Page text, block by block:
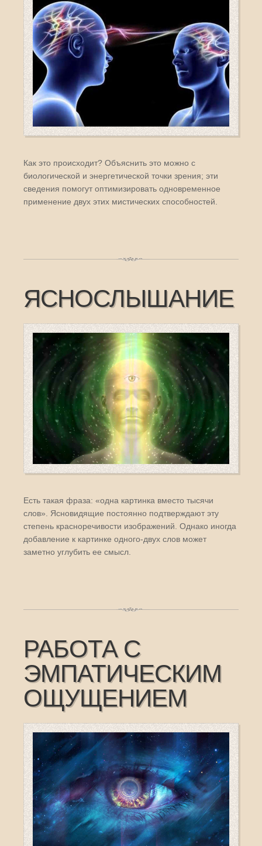
Как это происходит? Объяснить это можно с
биологической и энергетической точки зрения; эти
сведения помогут оптимизировать одновременное
применение двух этих мистических способностей.
ЯСНОСЛЫШАНИЕ
Есть такая фраза: «одна картинка вместо тысячи
слов». Ясновидящие постоянно подтверждают эту
степень красноречивости изображений. Однако иногда
добавление к картинке одного-двух слов может
заметно углубить ее смысл.
РАБОТА С
ЭМПАТИЧЕСКИМ
ОЩУЩЕНИЕМ